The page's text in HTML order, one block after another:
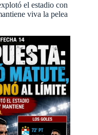
el estadio con
viva la pelea